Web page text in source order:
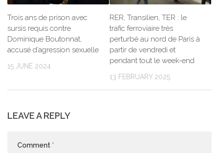
Trois ans de prison avec
sursis requis contre
Dominique Boutonnat,
accusé d’agression sexuelle
15 JUNE 2024
RER, Transilien, TER : le
trafic ferroviaire très
perturbé au nord de Paris à
partir de vendredi et
pendant tout le week-end
13 FEBRUARY 2025
LEAVE A REPLY
Comment *